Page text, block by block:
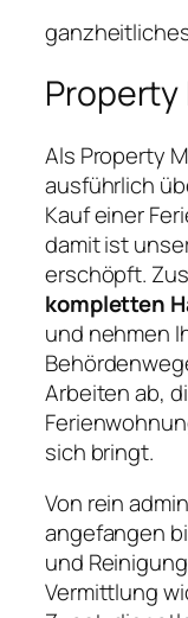
Als Property
ausführlich
Kauf einer
damit ist
erschöpft.
kompletten
und nehmen
Arbeiten ab,
sich bringt.
Von rein
angefangen
und
Vermittlung